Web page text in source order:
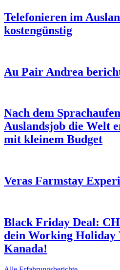
Telefonieren im
kostengünstig
Au Pair Andrea
Nach dem
Auslandsjob die Welt
mit kleinem Budget
Veras Farmstay
Black Friday Deal:
dein Working Holiday
Kanada!